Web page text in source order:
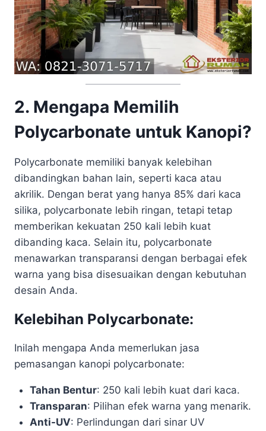
2. Mengapa Memilih
Polycarbonate untuk Kanopi?
Polycarbonate memiliki banyak kelebihan
dibandingkan bahan lain, seperti kaca atau
akrilik. Dengan berat yang hanya 85% dari kaca
silika, polycarbonate lebih ringan, tetapi tetap
memberikan kekuatan 250 kali lebih kuat
dibanding kaca. Selain itu, polycarbonate
menawarkan transparansi dengan berbagai efek
warna yang bisa disesuaikan dengan kebutuhan
desain Anda.
Kelebihan Polycarbonate:
Inilah mengapa Anda memerlukan jasa
pemasangan kanopi polycarbonate:
Tahan Bentur: 250 kali lebih kuat dari kaca.
Transparan: Pilihan efek warna yang menarik.
Anti-UV: Perlindungan dari sinar UV